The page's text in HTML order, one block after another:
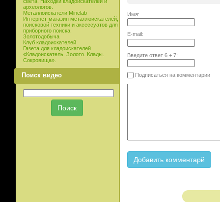
археологов.
Металлоискатели Minelab
Интернет-магазин металлоискателей,
поисковой техники и аксессуатов для
приборного поиска.
Золотодобыча
Клуб кладоискателей
Газета для кладоискателей
«Кладоискатель. Золото. Клады.
Сокровища».
Поиск видео
Имя:
E-mail:
Введите ответ 6+ 7:
Подписаться на комментарии